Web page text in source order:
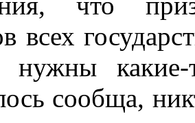
всех
какие-
сообща,